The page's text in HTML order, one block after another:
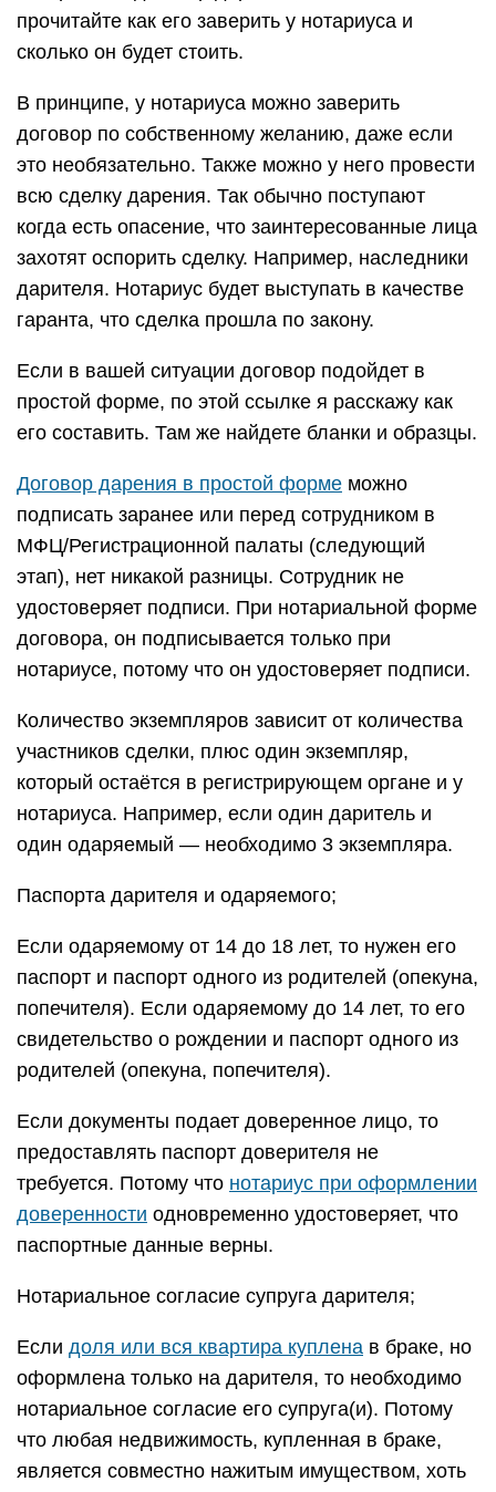
прочитайте как его заверить у нотариуса и
сколько он будет стоить.
В принципе, у нотариуса можно заверить
договор по собственному желанию, даже если
это необязательно. Также можно у него провести
всю сделку дарения. Так обычно поступают
когда есть опасение, что заинтересованные лица
захотят оспорить сделку. Например, наследники
дарителя. Нотариус будет выступать в качестве
гаранта, что сделка прошла по закону.
Если в вашей ситуации договор подойдет в
простой форме, по этой ссылке я расскажу как
его составить. Там же найдете бланки и образцы.
Договор дарения в простой форме можно
подписать заранее или перед сотрудником в
МФЦ/Регистрационной палаты (следующий
этап), нет никакой разницы. Сотрудник не
удостоверяет подписи. При нотариальной форме
договора, он подписывается только при
нотариусе, потому что он удостоверяет подписи.
Количество экземпляров зависит от количества
участников сделки, плюс один экземпляр,
который остаётся в регистрирующем органе и у
нотариуса. Например, если один даритель и
один одаряемый — необходимо 3 экземпляра.
Паспорта дарителя и одаряемого;
Если одаряемому от 14 до 18 лет, то нужен его
паспорт и паспорт одного из родителей (опекуна,
попечителя). Если одаряемому до 14 лет, то его
свидетельство о рождении и паспорт одного из
родителей (опекуна, попечителя).
Если документы подает доверенное лицо, то
предоставлять паспорт доверителя не
требуется. Потому что нотариус при оформлении
доверенности одновременно удостоверяет, что
паспортные данные верны.
Нотариальное согласие супруга дарителя;
Если доля или вся квартира куплена в браке, но
оформлена только на дарителя, то необходимо
нотариальное согласие его супруга(и). Потому
что любая недвижимость, купленная в браке,
является совместно нажитым имуществом, хоть